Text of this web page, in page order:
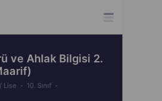
ve Ahlak Bilgisi 2.
Lise
10. Sınıf